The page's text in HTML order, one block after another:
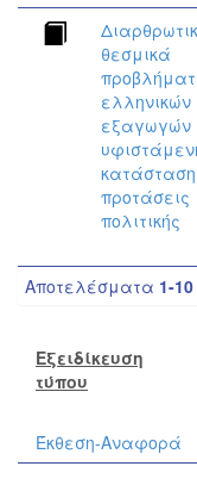
θεσμικά
ελληνικών
εξαγωγών
κατάσταση
προτάσεις
πολιτικής
Αποτελέσματα 1-10
Εξειδίκευση
τύπου
Έκθεση-Αναφορά